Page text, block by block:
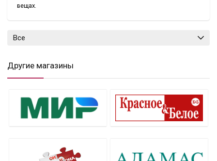
вещах.
Все
Другие магазины